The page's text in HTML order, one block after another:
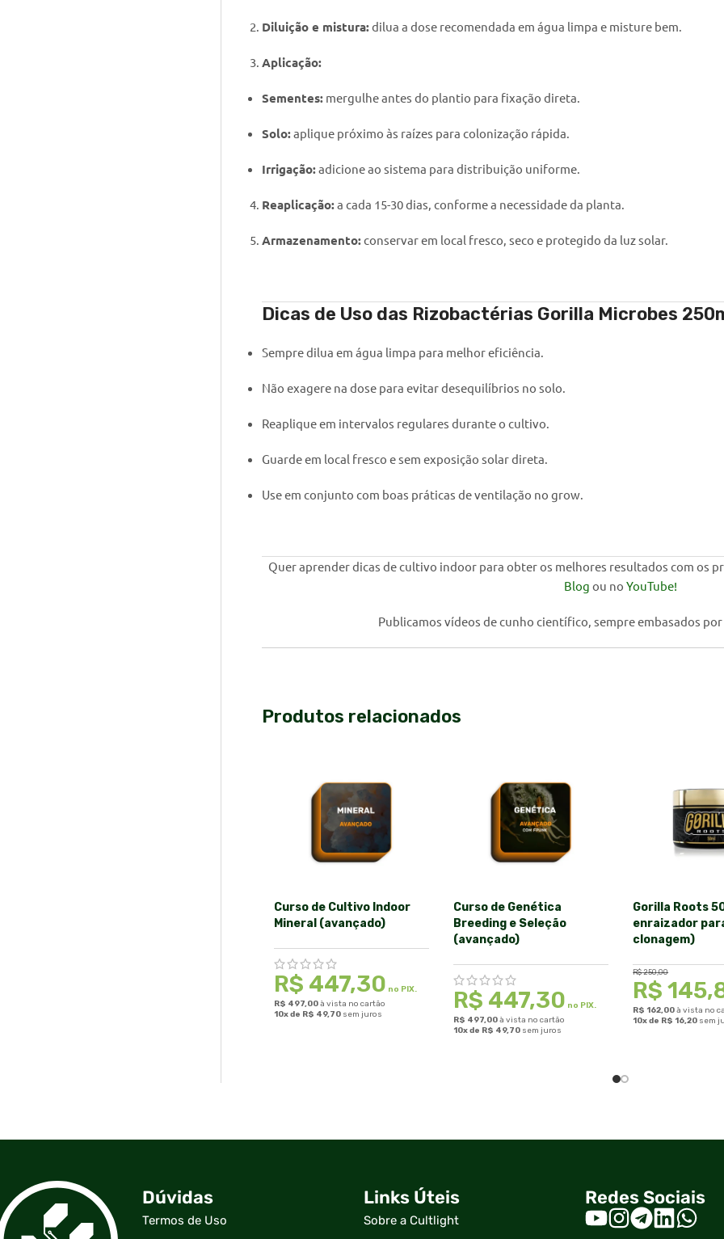
Diluição e mistura:dilua a dose recomendada em água limpa e misture bem.
Aplicação:
Sementes: mergulhe antes do plantio para fixação direta.
Solo:aplique próximo às raízes para colonização rápida.
Irrigação:adicione ao sistema para distribuição uniforme.
Reaplicação:a cada 15-30 dias, conforme a necessidade da planta.
Armazenamento:conservar em local fresco, seco e protegido da luz solar.
Dicas de Uso das Rizobactérias Gorilla Microbes
Sempre dilua em água limpa para melhor eficiência.
Não exagere na dose para evitar desequilíbrios no solo.
Reaplique em intervalos regulares durante o cultivo.
Guarde em local fresco e sem exposição solar direta.
Use em conjunto com boas práticas de ventilação no grow.
Quer aprender dicas de cultivo indoor para obter os melhores resultados com os
Blog ou noYouTube!
Publicamos vídeos de cunho científico, sempre embasados
Produtos relacionados
Curso de Cultivo Indoor
Mineral (avançado)
R$ 447,30 no PIX.
R$ 497,00à vista no cartão
10x de R$ 49,70 sem juros
Curso de Genética
Breeding e Seleção
(avançado)
R$ 447,30 no PIX.
R$ 497,00à vista no cartão
10x de R$ 49,70 sem juros
Gorilla Roots
enraizador
clonagem)
R$250,00
R$
R$ 162,00à vista no
10x de R$ 16,20 sem
Dúvidas
Termos de Uso
Links Úteis
Sobre a Cultlight
Redes Sociais